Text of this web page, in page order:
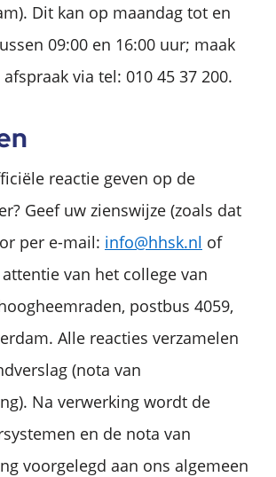
Dit kan op maandag tot en
09:00 en 16:00 uur; maak
via tel: 010 45 37 200.
reactie geven op de
Geef uw zienswijze (zoals dat
per e-mail: info@hhsk.nl of
van het college van
postbus 4059,
Alle reacties verzamelen
(nota van
Na verwerking wordt de
en de nota van
voorgelegd aan ons algemeen